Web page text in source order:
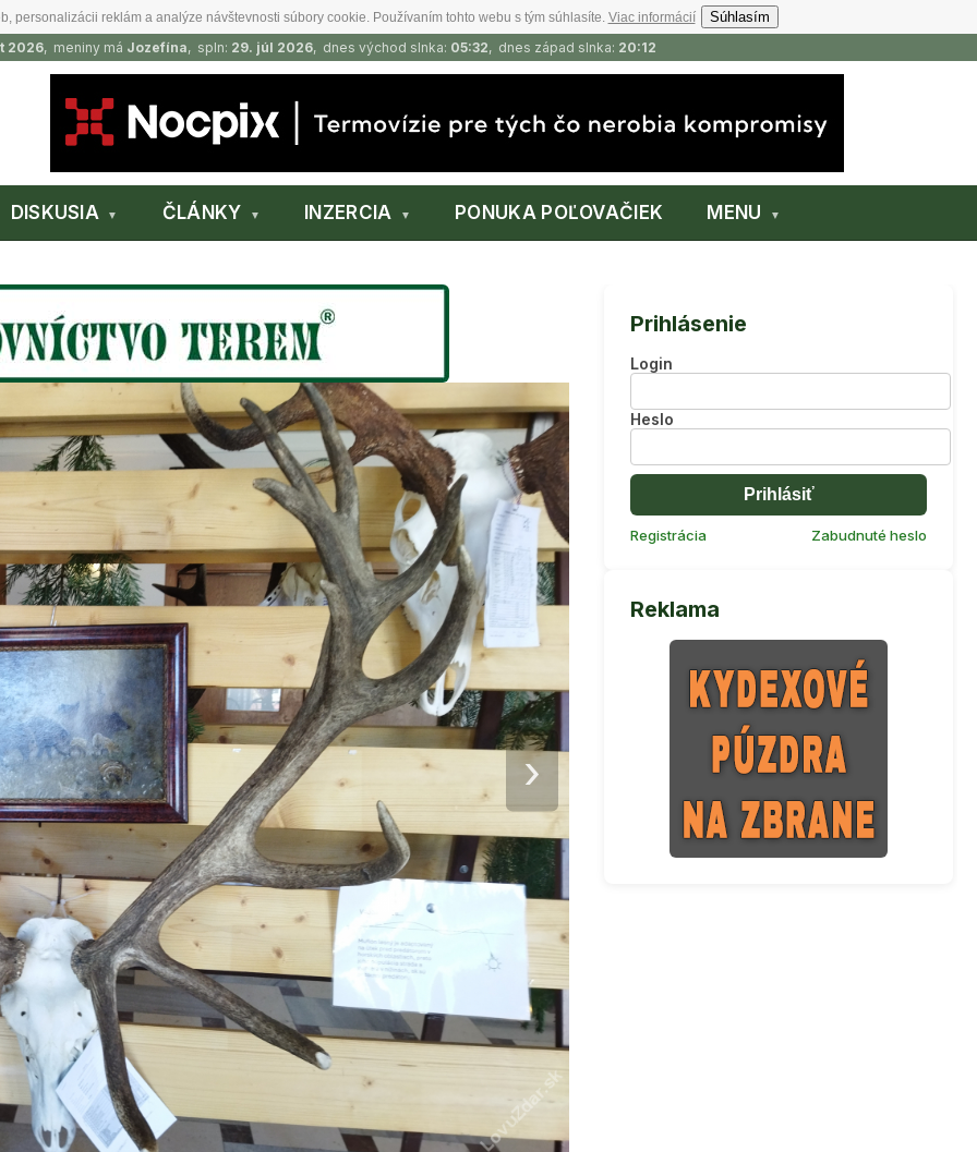
personalizácii reklám a analýze návštevnosti súbory cookie. Používaním tohto webu s tým súhlasíte. Viac informácií
Súhlasím
2026, meniny má Jozefína, spln: 29. júl 2026, dnes východ slnka: 05:32, dnes západ slnka: 20:12
DISKUSIA ČLÁNKY INZERCIA PONUKA POĽOVAČIEK MENU
›
Prihlásenie
Login
Heslo
Prihlásiť
Registrácia Zabudnuté heslo
Reklama